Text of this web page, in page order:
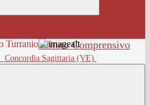
Istituto Comprensivo
Concordia Sagittaria (VE)